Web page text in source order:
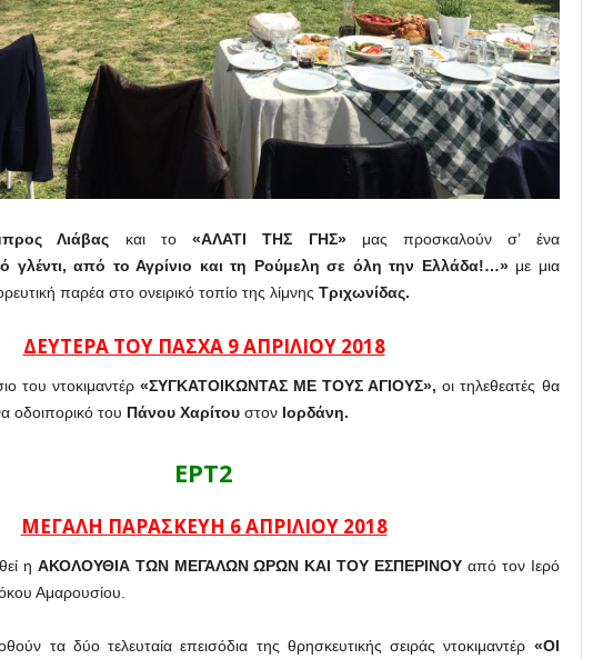
Λιάβας και το«ΑΛΑΤΙ ΤΗΣ ΓΗΣ»μας προσκαλούν σ’ ένα
γλέντι, από το Αγρίνιο και τη Ρούμελη σε όλη την Ελλάδα!…»με μια
παρέα στο ονειρικό τοπίο της λίμνης Τριχωνίδας.
ΔΕΥΤΕΡΑ ΤΟΥ ΠΑΣΧΑ 9 ΑΠΡΙΛΙΟΥ 2018
του ντοκιμαντέρ«ΣΥΓΚΑΤΟΙΚΩΝΤΑΣ ΜΕ ΤΟΥΣ ΑΓΙΟΥΣ»,οι τηλεθεατές θα
οδοιπορικό του Πάνου Χαρίτου στονΙορδάνη.
ΕΡΤ2
ΜΕΓΑΛΗ ΠΑΡΑΣΚΕΥΗ 6 ΑΠΡΙΛΙΟΥ 2018
η ΑΚΟΛΟΥΘΙΑ ΤΩΝ ΜΕΓΑΛΩΝ ΩΡΩΝ ΚΑΙ ΤΟΥ ΕΣΠΕΡΙΝΟΥ από τον Ιερό
Αμαρουσίου.
τα δύο τελευταία επεισόδια της θρησκευτικής σειράς ντοκιμαντέρ «ΟΙ